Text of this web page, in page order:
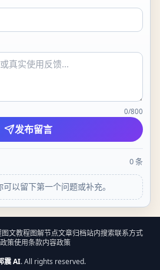
0/800
发布留言
0条
以留下第一个问题或补充。
图文教程图解节点文章归档站内搜索联系方式
策使用条款内容政策
震 AI. All rights reserved.